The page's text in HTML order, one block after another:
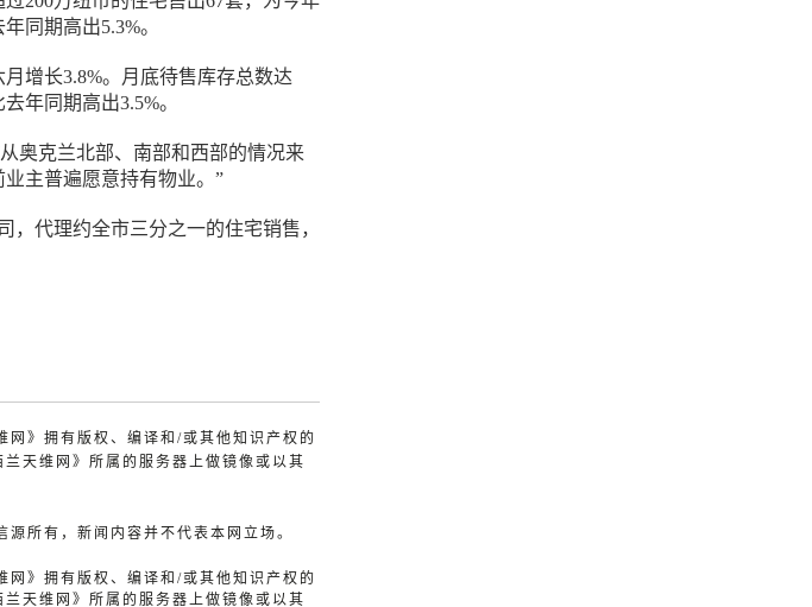
同期高出5.3%。
增长3.8%。月底待售库存总数达
年同期高出3.5%。
奥克兰北部、南部和西部的情况来
主普遍愿意持有物业。”
，代理约全市三分之一的住宅销售，
》拥有版权、编译和/或其他知识产权的
天维网》所属的服务器上做镜像或以其
所有，新闻内容并不代表本网立场。
》拥有版权、编译和/或其他知识产权的
天维网》所属的服务器上做镜像或以其